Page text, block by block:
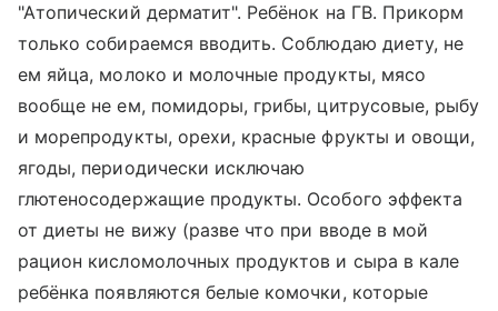
"Атопический дерматит". Ребёнок на ГВ. Прикорм
только собираемся вводить. Соблюдаю диету, не
ем яйца, молоко и молочные продукты, мясо
вообще не ем, помидоры, грибы, цитрусовые, рыбу
и морепродукты, орехи, красные фрукты и овощи,
ягоды, периодически исключаю
глютеносодержащие продукты. Особого эффекта
от диеты не вижу (разве что при вводе в мой
рацион кисломолочных продуктов и сыра в кале
ребёнка появляются белые комочки, которые